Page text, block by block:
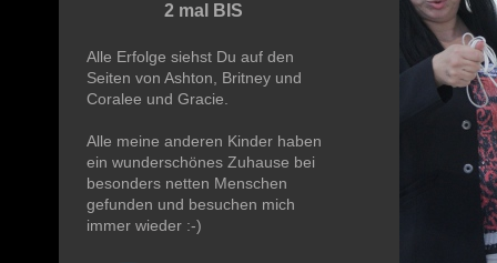
2 mal BIS
Alle Erfolge siehst Du auf den
Seiten von Ashton, Britney und
Coralee und Gracie.
Alle meine anderen Kinder haben
ein wunderschönes Zuhause bei
besonders netten Menschen
gefunden und besuchen mich
immer wieder :-)